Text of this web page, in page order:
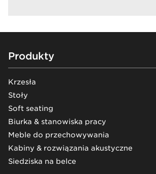
Footer
Produkty
Krzesła
Stoły
Soft seating
Biurka & stanowiska pracy
Meble do przechowywania
Kabiny & rozwiązania akustyczne
Siedziska na belce